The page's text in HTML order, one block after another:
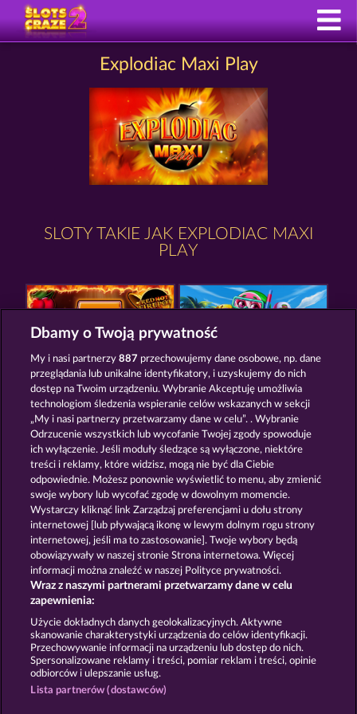
Explodiac Maxi Play
SLOTY TAKIE JAK EXPLODIAC MAXI
PLAY
FRUIT MANIA RHFP
40 THIEVES 40 SEVENS
Zasady i warunki Polityka prywatności
Nota prawna Firma FAQ Facebook
Prześlij wniosek o wypłatę
Dbamy o Twoją prywatność
My i nasi partnerzy887 przechowujemy dane osobowe, np. dane
przeglądania lub unikalne identyfikatory, i uzyskujemy do nich
dostęp na Twoim urządzeniu. Wybranie Akceptuję umożliwia
technologiom śledzenia wspieranie celów wskazanych w sekcji
„My i nasi partnerzy przetwarzamy dane w celu”. . Wybranie
Odrzucenie wszystkich lub wycofanie Twojej zgody spowoduje
ich wyłączenie. Jeśli moduły śledzące są wyłączone, niektóre
treści i reklamy, które widzisz, mogą nie być dla Ciebie
odpowiednie. Możesz ponownie wyświetlić to menu, aby zmienić
swoje wybory lub wycofać zgodę w dowolnym momencie.
Wystarczy kliknąć link Zarządzaj preferencjami u dołu strony
internetowej [lub pływającą ikonę w lewym dolnym rogu strony
internetowej, jeśli ma to zastosowanie]. Twoje wybory będą
obowiązywały w naszej stronie Strona internetowa. Więcej
informacji można znaleźć w naszej Polityce prywatności.
Wraz z naszymi partnerami przetwarzamy dane w celu
zapewnienia:
Użycie dokładnych danych geolokalizacyjnych. Aktywne
skanowanie charakterystyki urządzenia do celów identyfikacji.
Przechowywanie informacji na urządzeniu lub dostęp do nich.
Spersonalizowane reklamy i treści, pomiar reklam i treści, opinie
odbiorców i ulepszanie usług.
Lista partnerów (dostawców)